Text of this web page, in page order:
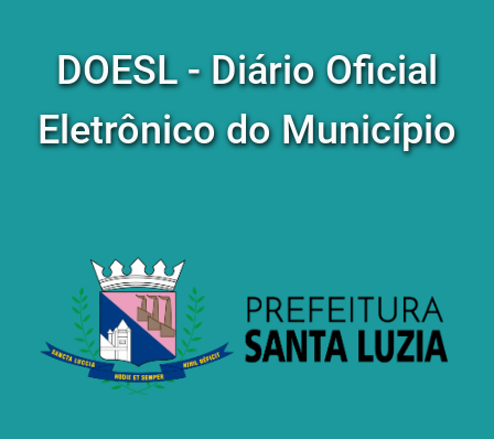
DOESL - Diário Oficial
Eletrônico do Município